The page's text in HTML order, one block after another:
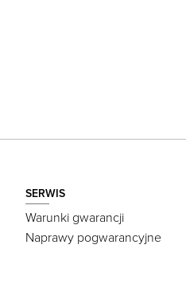
SERWIS
Warunki gwarancji
Naprawy pogwarancyjne